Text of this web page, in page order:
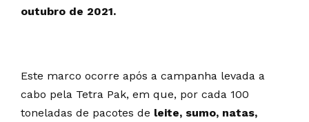
outubro de 2021.
Este marco ocorre após a campanha levada a
cabo pela Tetra Pak, em que, por cada 100
toneladas de pacotes de leite, sumo, natas,